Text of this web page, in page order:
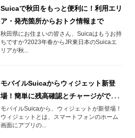
Suicaで秋田をもっと便利に！利用エリ
ア・発売箇所からおトク情報まで
秋田県にお住まいの皆さん、Suicaはもうお持
ちですか?2023年春からJR東日本のSuicaエ
リアが秋...
モバイルSuicaからウィジェット新登
場！簡単に残高確認とチャージができ
る！
モバイルSuicaから、ウィジェットが新登場！
ウィジェットとは、スマートフォンのホーム
画面にアプリの...